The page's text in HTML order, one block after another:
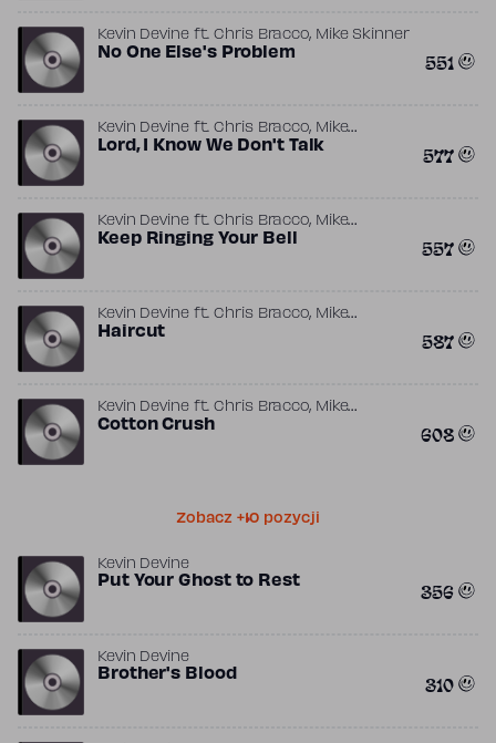
Kevin Devineft.Chris Bracco, Mike Skinner
No One Else's Problem 551
Kevin Devineft.Chris Bracco, Mike
Skinner
Lord, I Know We Don't Talk 577
Kevin Devineft.Chris Bracco, Mike
Skinner
Keep Ringing Your Bell 557
Kevin Devineft.Chris Bracco, Mike
Skinner
Haircut 587
Kevin Devineft.Chris Bracco, Mike
Skinner
Cotton Crush 608
Zobacz +10 pozycji
Kevin Devine
Put Your Ghost to Rest 356
Kevin Devine
Brother's Blood 310